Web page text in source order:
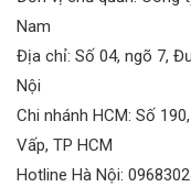
Nam
Địa chỉ: Số 04, ngõ 7,
Nội
Chi nhánh HCM: Số
Vấp, TP HCM
Hotline Hà Nội: